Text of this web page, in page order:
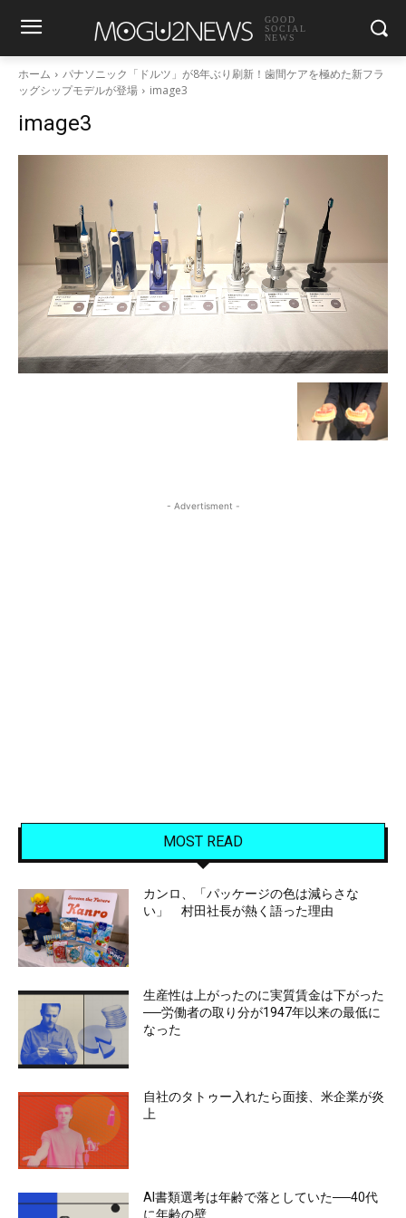
GOOD
SOCIAL
NEWS
ホーム
パナソニック「ドルツ」が8年ぶり刷新！歯間ケアを極めた新フラ
ッグシップモデルが登場
image3
image3
- Advertisment -
MOST READ
カンロ、「パッケージの色は減らさな
い」 村田社長が熱く語った理由
生産性は上がったのに実質賃金は下がった
──労働者の取り分が1947年以来の最低に
なった
自社のタトゥー入れたら面接、米企業が炎
上
AI書類選考は年齢で落としていた──40代
に年齢の壁